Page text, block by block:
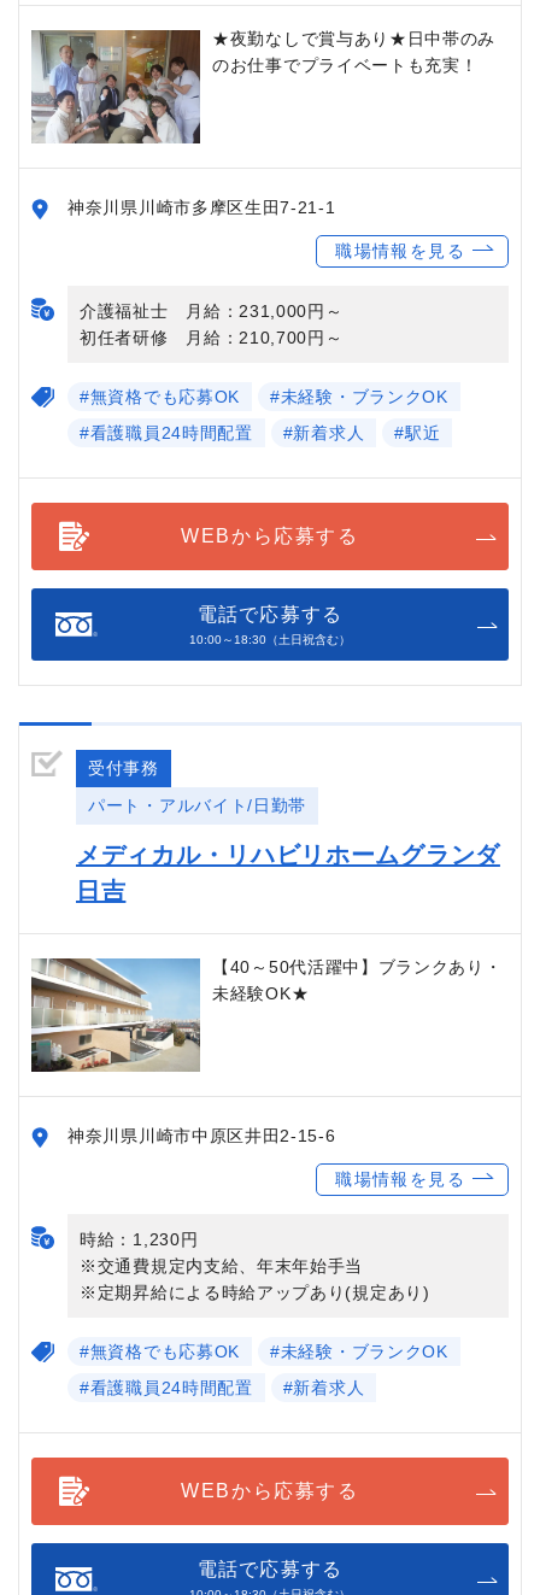
★夜勤なしで賞与あり★日中帯のみ
のお仕事でプライベートも充実！
神奈川県川崎市多摩区生田7-21-1
職場情報を見る
介護福祉士 月給：231,000円～
初任者研修 月給：210,700円～
#無資格でも応募OK
#未経験・ブランクOK
#看護職員24時間配置
#新着求人 #駅近
WEBから応募する
電話で応募する
10:00～18:30（土日祝含む）
受付事務
パート・アルバイト/日勤帯
メディカル・リハビリホームグランダ
日吉
【40～50代活躍中】ブランクあり・
未経験OK★
神奈川県川崎市中原区井田2-15-6
職場情報を見る
時給：1,230円
※交通費規定内支給、年末年始手当
※定期昇給による時給アップあり(規定あり)
#無資格でも応募OK
#未経験・ブランクOK
#看護職員24時間配置
#新着求人
WEBから応募する
電話で応募する